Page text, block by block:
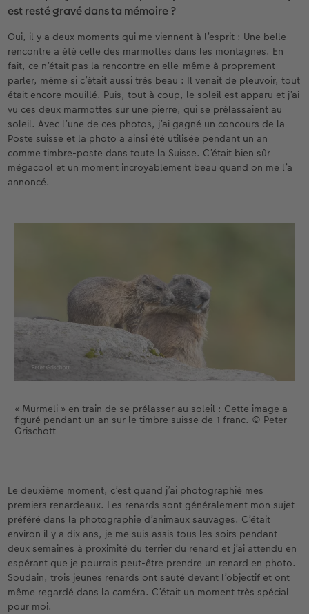
est resté gravé dans ta mémoire ?
Oui, il y a deux moments qui me viennent à l’esprit : Une belle
rencontre a été celle des marmottes dans les montagnes. En
fait, ce n’était pas la rencontre en elle-même à proprement
parler, même si c’était aussi très beau : Il venait de pleuvoir, tout
était encore mouillé. Puis, tout à coup, le soleil est apparu et j’ai
vu ces deux marmottes sur une pierre, qui se prélassaient au
soleil. Avec l’une de ces photos, j’ai gagné un concours de la
Poste suisse et la photo a ainsi été utilisée pendant un an
comme timbre-poste dans toute la Suisse. C’était bien sûr
mégacool et un moment incroyablement beau quand on me l’a
annoncé.
« Murmeli » en train de se prélasser au soleil : Cette image a
figuré pendant un an sur le timbre suisse de 1 franc. © Peter
Grischott
Le deuxième moment, c’est quand j’ai photographié mes
premiers renardeaux. Les renards sont généralement mon sujet
préféré dans la photographie d’animaux sauvages. C’était
environ il y a dix ans, je me suis assis tous les soirs pendant
deux semaines à proximité du terrier du renard et j’ai attendu en
espérant que je pourrais peut-être prendre un renard en photo.
Soudain, trois jeunes renards ont sauté devant l’objectif et ont
même regardé dans la caméra. C’était un moment très spécial
pour moi.